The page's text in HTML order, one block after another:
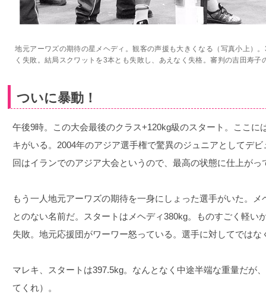
地元アーワズの期待の星メヘディ。観客の声援も大きくなる（写真小上）
く失敗。結局スクワットを3本とも失敗し、あえなく失格。審判の吉田寿子
ついに暴動！
午後9時。この大会最後のクラス+120kg級のスタート。ここに
キがいる。2004年のアジア選手権で驚異のジュニアとしてデ
回はイランでのアジア大会というので、最高の状態に仕上がっ
もう一人地元アーワズの期待を一身にしょった選手がいた。
とのない名前だ。スタートはメヘディ380kg。ものすごく軽い
失敗。地元応援団がワーワー怒っている。選手に対してではな
マレキ、スタートは397.5kg。なんとなく中途半端な重量だが
てくれ）。